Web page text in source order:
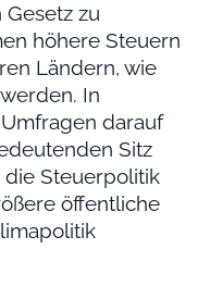
zu
höhere Steuern
Ländern, wie
In
darauf
Sitz
die Steuerpolitik
öffentliche